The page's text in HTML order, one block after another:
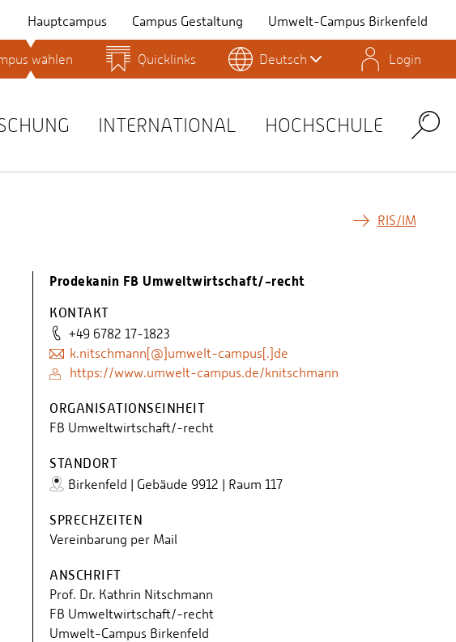
Hauptcampus Campus Gestaltung Umwelt-Campus Birkenfeld
Personensuche
Stud.IP
wählen Quicklinks Deutsch Login
INTERNATIONAL HOCHSCHULE Search
Prodekanin FB Umweltwirtschaft/-recht
KONTAKT
+49 6782 17-1823
k.nitschmann[@]umwelt-campus[.]de
https://www.umwelt-campus.de/knitschmann
ORGANISATIONSEINHEIT
FB Umweltwirtschaft/-recht
STANDORT
Birkenfeld | Gebäude 9912 | Raum 117
SPRECHZEITEN
Vereinbarung per Mail
ANSCHRIFT
Prof. Dr. Kathrin Nitschmann
FB Umweltwirtschaft/-recht
Umwelt-Campus Birkenfeld
RIS/IM